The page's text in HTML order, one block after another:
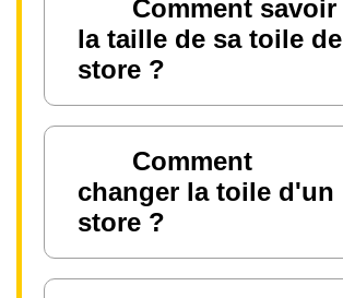
Comment savoir
la taille de sa toile de
store ?
Comment
changer la toile d'un
store ?